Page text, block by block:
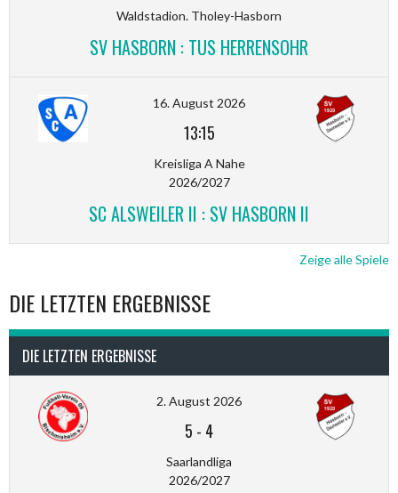
Waldstadion. Tholey-Hasborn
SV HASBORN : TUS HERRENSOHR
16. August 2026
13:15
Kreisliga A Nahe
2026/2027
SC ALSWEILER II : SV HASBORN II
Zeige alle Spiele
DIE LETZTEN ERGEBNISSE
DIE LETZTEN ERGEBNISSE
2. August 2026
5 - 4
Saarlandliga
2026/2027